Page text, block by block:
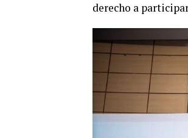
derecho a